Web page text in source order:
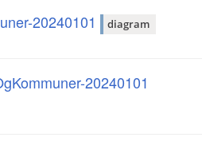
20240101 diagram
20240101